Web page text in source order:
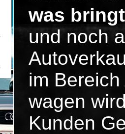
was
und noch
im
wagen
Kunden